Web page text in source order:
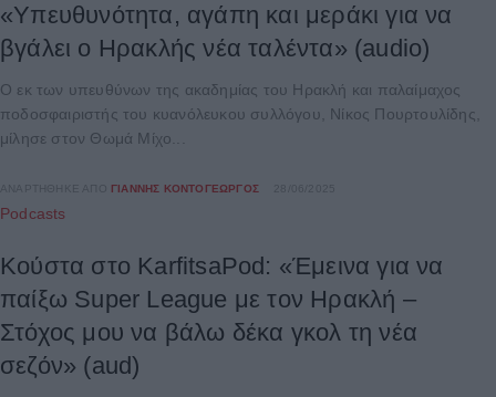
«Υπευθυνότητα, αγάπη και μεράκι για να
βγάλει ο Ηρακλής νέα ταλέντα» (audio)
Ο εκ των υπευθύνων της ακαδημίας του Ηρακλή και παλαίμαχος
ποδοσφαιριστής του κυανόλευκου συλλόγου, Νίκος Πουρτουλίδης,
μίλησε στον Θωμά Μίχο...
ΓΙΆΝΝΗΣ ΚΟΝΤΟΓΕΏΡΓΟΣ
Podcasts
Κούστα στο KarfitsaPod: «Έμεινα για να
παίξω Super League με τον Ηρακλή –
Στόχος μου να βάλω δέκα γκολ τη νέα
σεζόν» (aud)